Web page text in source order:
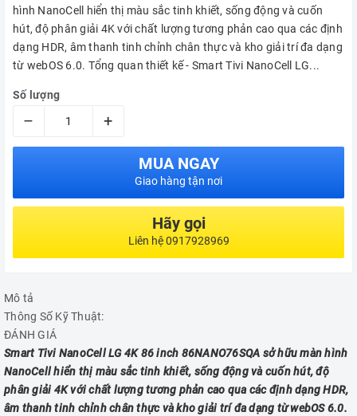
hình NanoCell hiển thị màu sắc tinh khiết, sống động và cuốn
hút, độ phân giải 4K với chất lượng tương phản cao qua các định
dạng HDR, âm thanh tinh chỉnh chân thực và kho giải trí đa dạng
từ webOS 6.0. Tổng quan thiết kế - Smart Tivi NanoCell LG...
Số lượng
– +
MUA NGAY
Giao hàng tận nơi
Hãy gọi
Liên hệ 0917928969
Mô tả
Thông Số Kỹ Thuật:
ĐÁNH GIÁ
Smart Tivi NanoCell LG 4K 86 inch 86NANO76SQA sở hữu màn hình
NanoCell hiển thị màu sắc tinh khiết, sống động và cuốn hút, độ
phân giải 4K với chất lượng tương phản cao qua các định dạng HDR,
âm thanh tinh chỉnh chân thực và kho giải trí đa dạng từ webOS 6.0.